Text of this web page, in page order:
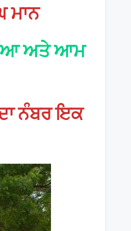
ਮਾਨ
ਅਤੇ ਆਮ
ਨੰਬਰ ਇਕ